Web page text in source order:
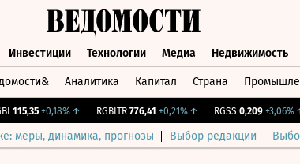
Инвестиции Технологии Медиа Недвижимость
Аналитика Капитал Страна
+0,18% ↑ RGBITR 776,41 +0,21%↑ RGSS 0,209 +3,06%↑
меры, динамика, прогнозы Выбор редакции